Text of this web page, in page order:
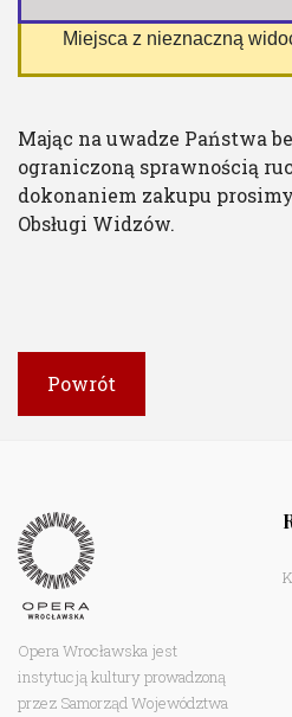
Miejsca z nieznaczną
Mając na uwadze Państwa
ograniczoną sprawnością
dokonaniem zakupu
Obsługi Widzów.
Powrót
Opera Wrocławska jest
instytucją kultury prowadzoną
przez Samorząd Województwa